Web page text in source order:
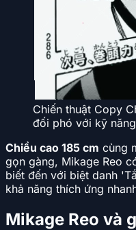
Chiến thuật Copy
đối phó với kỹ
Chiều cao 185 cm cùng
gọn gàng, Mikage Reo
biết đến với biệt danh
khả năng thích ứng
Mikage Reo và